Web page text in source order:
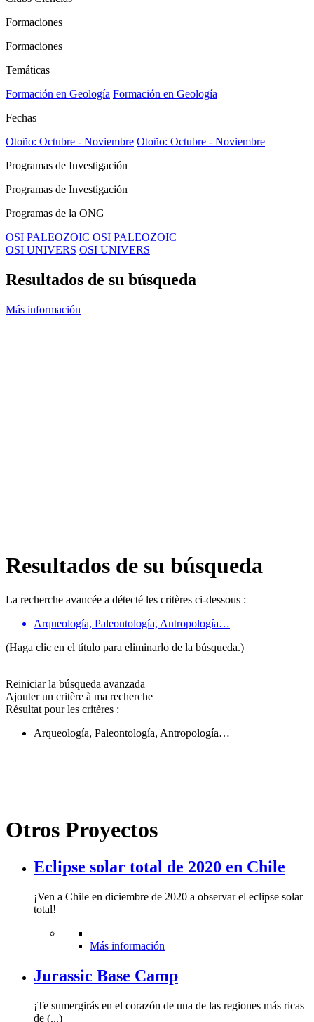
Formaciones
Formaciones
Temáticas
Formación en Geología Formación en Geología
Fechas
Otoño: Octubre - Noviembre Otoño: Octubre - Noviembre
Programas de Investigación
Programas de Investigación
Programas de la ONG
OSI PALEOZOIC OSI PALEOZOIC
OSI UNIVERS OSI UNIVERS
Resultados de su búsqueda
Más información
Resultados de su búsqueda
La recherche avancée a détecté les critères ci-dessous :
Arqueología, Paleontología, Antropología…
(Haga clic en el título para eliminarlo de la búsqueda.)
Reiniciar la búsqueda avanzada
Ajouter un critère à ma recherche
Résultat pour les critères :
Arqueología, Paleontología, Antropología…
Otros Proyectos
Eclipse solar total de 2020 en Chile
¡Ven a Chile en diciembre de 2020 a observar el eclipse solar
total!
Más información
Jurassic Base Camp
¡Te sumergirás en el corazón de una de las regiones más ricas
de (...)